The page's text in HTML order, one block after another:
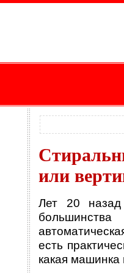
или
Лет 20
есть
какая